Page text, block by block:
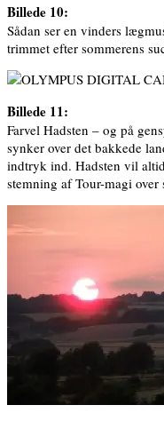
Billede 10:
Sådan ser en vinders
trimmet efter sommerens
Billede 11:
Farvel Hadsten – og på
synker over det bakkede
indtryk ind. Hadsten vil
stemning af Tour-magi over